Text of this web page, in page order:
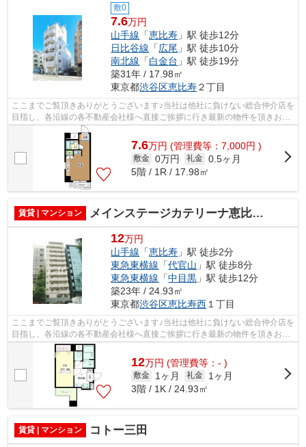
敷0
7.6万円
山手線 「恵比寿 」駅 徒歩12分
日比谷線 「広尾 」駅 徒歩10分
南北線 「白金台 」駅 徒歩19分
築31年 / 17.98㎡
東京都渋谷区恵比寿２丁目
ここまでご覧頂きありがとうございます♪当社は他社に負けない総合仲介店を
目指し、各沿線の各不動産会社様へ直接ご挨拶に行き最新の物件を頂きお客
様へ提供しております！最新の情報は...
7.6万円 (管理費等：7,000円 )
敷金 0万円 礼金 0.5ヶ月
5階 / 1R / 17.98㎡
賃貸 | マンション メインステージカテリーナ恵比寿駅前
12万円
山手線 「恵比寿 」駅 徒歩2分
東急東横線 「代官山 」駅 徒歩8分
東急東横線 「中目黒 」駅 徒歩12分
築23年 / 24.93㎡
東京都渋谷区恵比寿西 １丁目
ここまでご覧頂きありがとうございます♪当社は他社に負けない総合仲介店を
目指し、各沿線の各不動産会社様へ直接ご挨拶に行き最新の物件を頂きお客
様へ提供しております！最新の情報は...
12万円 (管理費等：- )
敷金 1ヶ月 礼金
1ヶ月
3階 / 1K / 24.93㎡
賃貸 | マンション コトー三田